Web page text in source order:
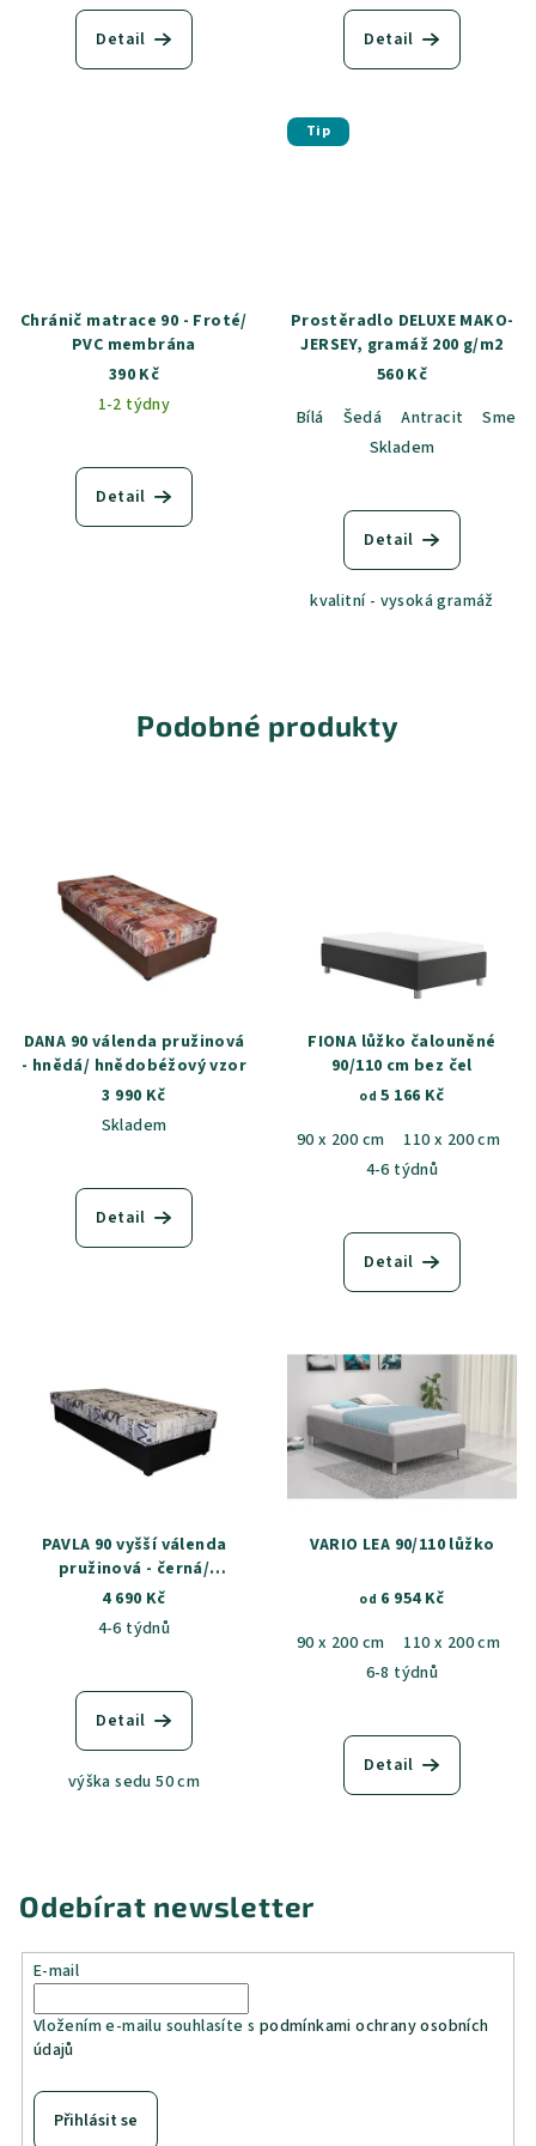
Detail Detail
Chránič matrace 90 - Froté/
PVC membrána
390 Kč
1-2 týdny
Detail
Tip
Prostěradlo DELUXE MAKO-
JERSEY, gramáž 200 g/m2
560 Kč
Bílá
Šedá Antracit
Skladem
Detail
kvalitní - vysoká gramáž
Podobné produkty
DANA 90 válenda pružinová
- hnědá/ hnědobéžový vzor
3 990 Kč
Skladem
Detail
FIONA lůžko čalouněné
90/110 cm bez čel
od 5 166 Kč
90 x 200 cm
110 x 200 cm
4-6 týdnů
Detail
PAVLA 90 vyšší válenda
pružinová - černá/
šedočerný vzor, látka
Parma 2/15
4 690 Kč
4-6 týdnů
Detail
výška sedu 50 cm
VARIO LEA 90/110 lůžko
od 6 954 Kč
90 x 200 cm
110 x 200 cm
6-8 týdnů
Detail
Odebírat newsletter
E-mail
Vložením e-mailu souhlasíte s podmínkami ochrany osobních
údajů
Přihlásit se